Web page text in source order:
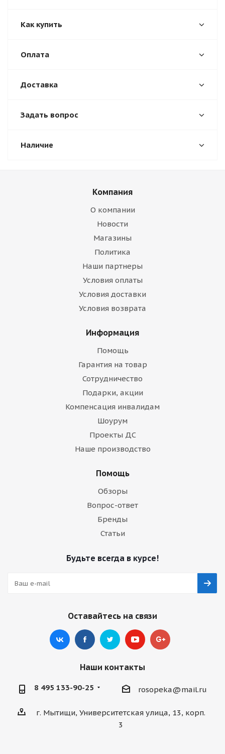
Как купить
Оплата
Доставка
Задать вопрос
Наличие
Компания
О компании
Новости
Магазины
Политика
Наши партнеры
Условия оплаты
Условия доставки
Условия возврата
Информация
Помощь
Гарантия на товар
Сотрудничество
Подарки, акции
Компенсация инвалидам
Шоурум
Проекты ДС
Наше производство
Помощь
Обзоры
Вопрос-ответ
Бренды
Статьи
Будьте всегда в курсе!
Оставайтесь на связи
Наши контакты
8 495 133-90-25 rosopeka@mail.ru
г. Мытищи, Университетская улица, 13, корп.
3